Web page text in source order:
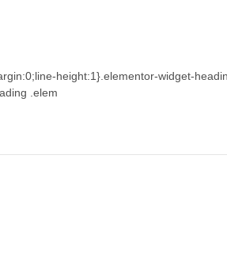
height:1}.elementor-widget-
.elem